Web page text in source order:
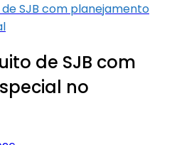
SJB com planejamento
de SJB com
no